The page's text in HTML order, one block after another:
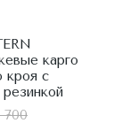
карго
кроя с
резинкой
700